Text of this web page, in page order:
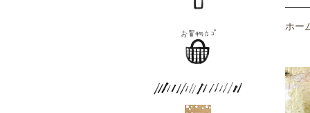
ホー